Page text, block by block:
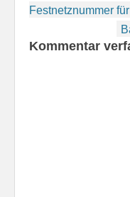
Festnetznummer
Kommentar